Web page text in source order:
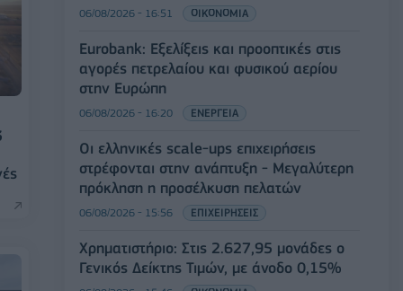
06/08/2026 - 16:51 ΟΙΚΟΝΟΜΙΑ
Eurobank: Εξελίξεις και προοπτικές στις
αγορές πετρελαίου και φυσικού αερίου
στην Ευρώπη
06/08/2026 - 16:20 ΕΝΕΡΓΕΙΑ
Οι ελληνικές scale-ups επιχειρήσεις
στρέφονται στην ανάπτυξη - Μεγαλύτερη
πρόκληση η προσέλκυση πελατών
06/08/2026 - 15:56 ΕΠΙΧΕΙΡΗΣΕΙΣ
Χρηματιστήριο: Στις 2.627,95 μονάδες ο
Γενικός Δείκτης Τιμών, με άνοδο 0,15%